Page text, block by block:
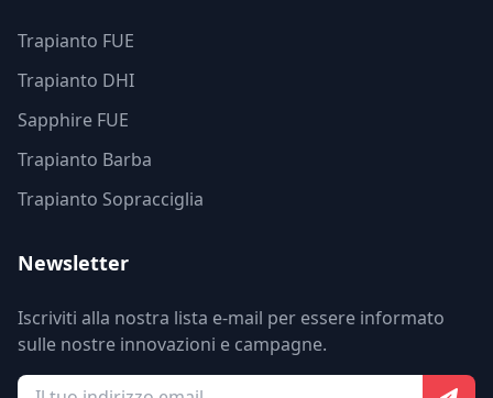
Trapianto FUE
Trapianto DHI
Sapphire FUE
Trapianto Barba
Trapianto Sopracciglia
Newsletter
Iscriviti alla nostra lista e-mail per essere informato
sulle nostre innovazioni e campagne.